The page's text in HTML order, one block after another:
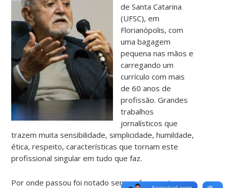
de Santa Catarina
(UFSC), em
Florianópolis, com
uma bagagem
pequena nas mãos e
carregando um
currículo com mais
de 60 anos de
profissão. Grandes
trabalhos
jornalísticos que
trazem muita sensibilidade, simplicidade, humildade,
ética, respeito, características que tornam este
profissional singular em tudo que faz.
Por onde passou foi notado sem se fazer notar.